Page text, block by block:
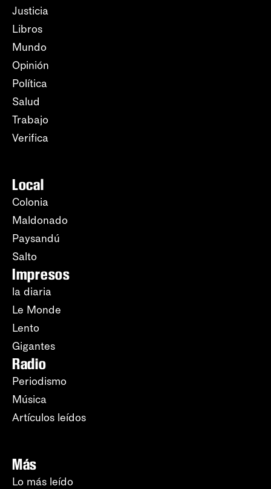
Justicia
Libros
Mundo
Opinión
Política
Salud
Trabajo
Verifica
Local
Colonia
Maldonado
Paysandú
Salto
Impresos
la diaria
Le Monde
Lento
Gigantes
Radio
Periodismo
Música
Artículos leídos
Más
Lo más leído